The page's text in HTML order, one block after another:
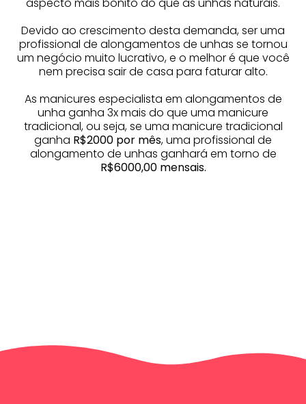
Devido ao crescimento desta demanda, ser uma
profissional de alongamentos de unhas se tornou
um negócio muito lucrativo, e o melhor é que você
nem precisa sair de casa para faturar alto.
As manicures especialista em alongamentos de
unha ganha 3x mais do que uma manicure
tradicional, ou seja, se uma manicure tradicional
ganha R$2000 por mês, uma profissional de
alongamento de unhas ganhará em torno de
R$6000,00 mensais.